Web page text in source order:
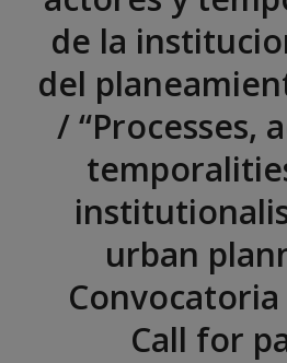
de la
del
/ “Processes,
urban
Call for